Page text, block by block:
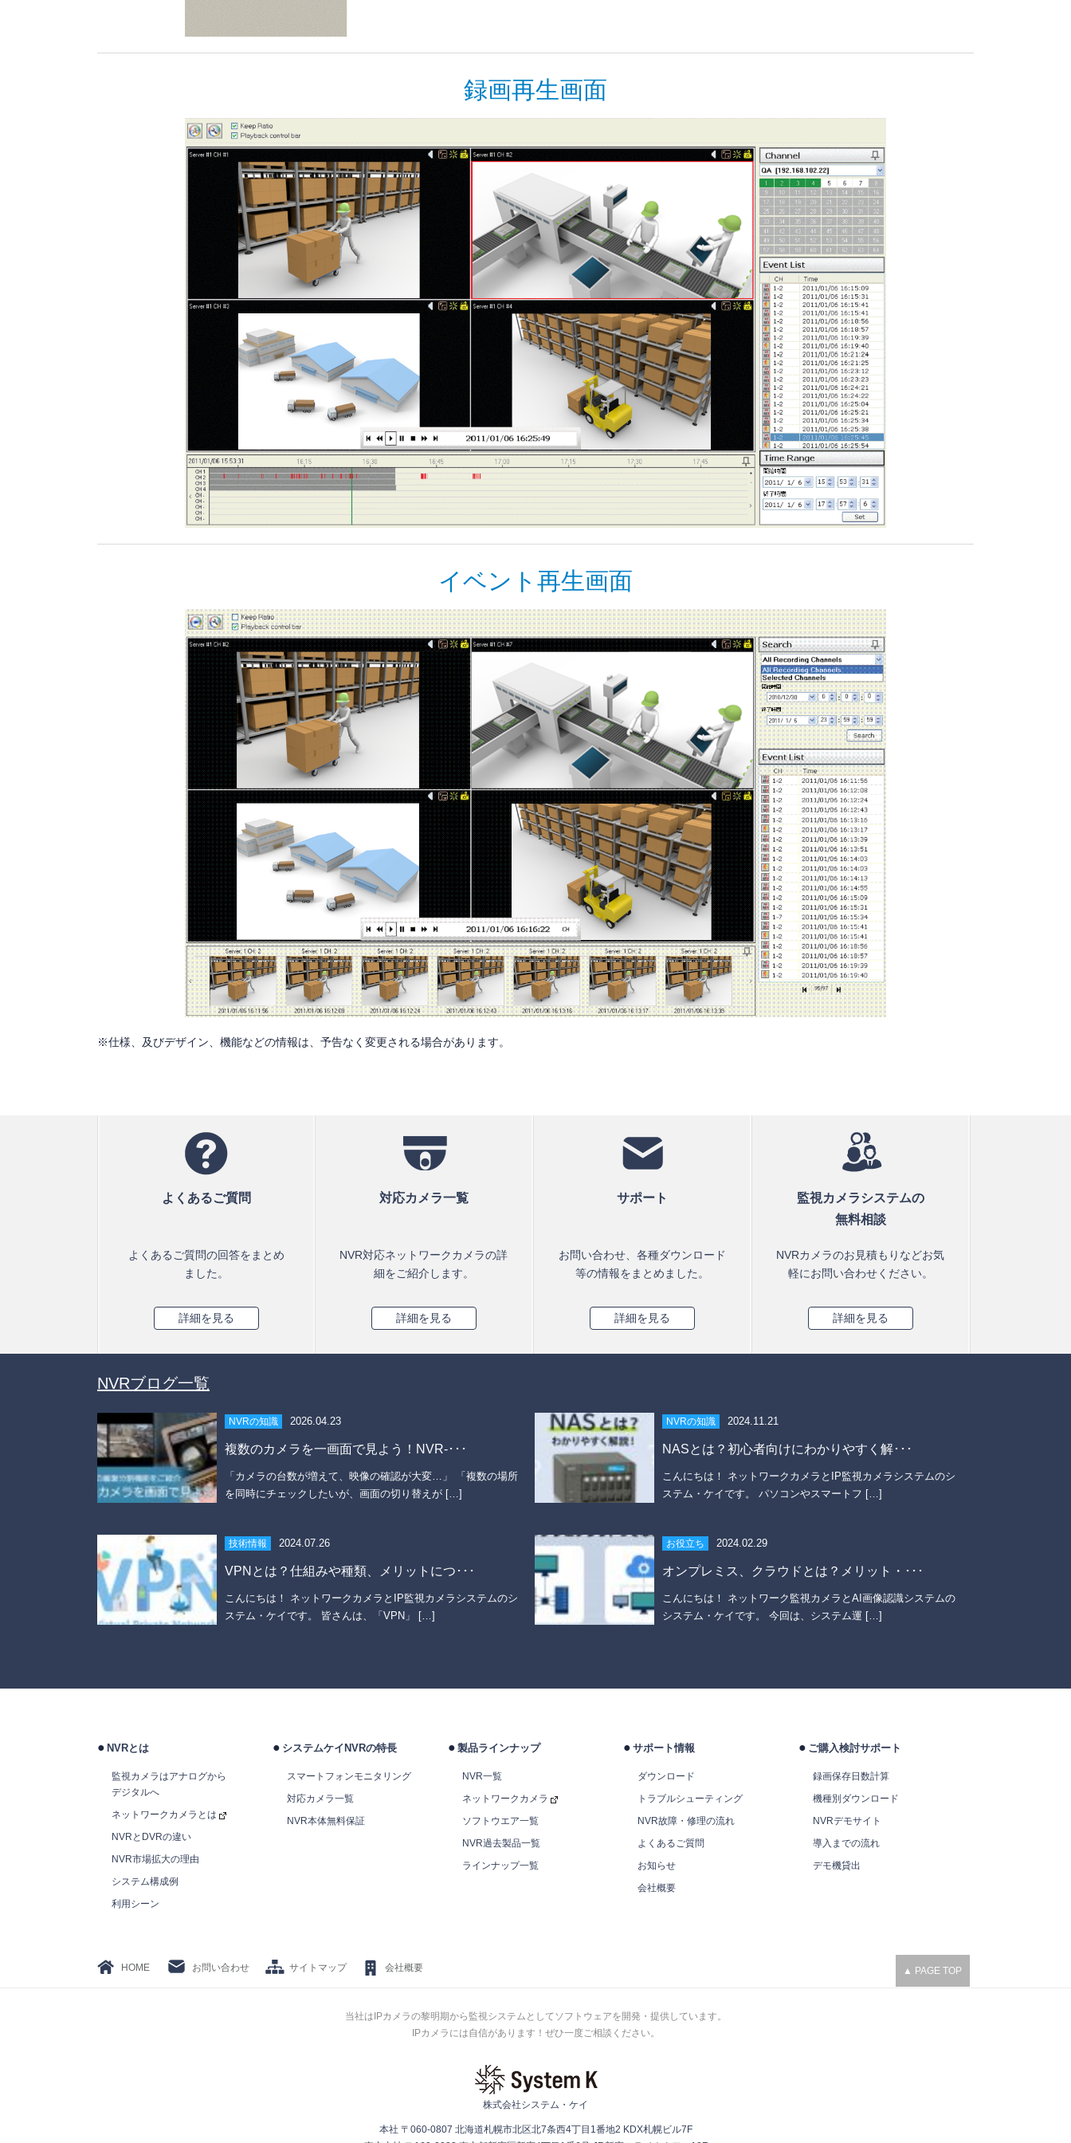
録画再生画面
イベント再生画面
※仕様、及びデザイン、機能などの情報は、予告なく変更される場合があります。
よくあるご質問
よくあるご質問の回答をまとめ
ました。
詳細を見る
対応カメラ一覧
NVR対応ネットワークカメラの詳
細をご紹介します。
詳細を見る
サポート
お問い合わせ、各種ダウンロード
等の情報をまとめました。
詳細を見る
監視カメラシステムの
無料相談
NVRカメラのお見積もりなどお気
軽にお問い合わせください。
詳細を見る
NVRブログ一覧
NVRの知識 2026.04.23
複数のカメラを一画面で見よう！NVR-･･･
「カメラの台数が増えて、映像の確認が大変…」 「複数の場所
を同時にチェックしたいが、画面の切り替えが […]
NVRの知識 2024.11.21
NASとは？初心者向けにわかりやすく解･･･
こんにちは！ ネットワークカメラとIP監視カメラシステムのシ
ステム・ケイです。 パソコンやスマートフ […]
技術情報 2024.07.26
VPNとは？仕組みや種類、メリットにつ･･･
こんにちは！ ネットワークカメラとIP監視カメラシステムのシ
ステム・ケイです。 皆さんは、「VPN」 […]
お役立ち 2024.02.29
オンプレミス、クラウドとは？メリット・･･･
こんにちは！ ネットワーク監視カメラとAI画像認識システムの
システム・ケイです。 今回は、システム運 […]
NVRとは
監視カメラはアナログから
デジタルへ
ネットワークカメラとは
NVRとDVRの違い
NVR市場拡大の理由
システム構成例
利用シーン
システムケイNVRの特長
スマートフォンモニタリング
対応カメラ一覧
NVR本体無料保証
製品ラインナップ
NVR一覧
ネットワークカメラ
ソフトウエア一覧
NVR過去製品一覧
ラインナップ一覧
サポート情報
ダウンロード
トラブルシューティング
NVR故障・修理の流れ
よくあるご質問
お知らせ
会社概要
ご購入検討サポート
録画保存日数計算
機種別ダウンロード
NVRデモサイト
導入までの流れ
デモ機貸出
HOME お問い合わせ サイトマップ 会社概要 ▲ PAGE TOP
当社はIPカメラの黎明期から監視システムとしてソフトウェアを開発・提供しています。
IPカメラには自信があります！ぜひ一度ご相談ください。
株式会社システム・ケイ
本社 〒060-0807 北海道札幌市北区北7条西4丁目1番地2 KDX札幌ビル7F